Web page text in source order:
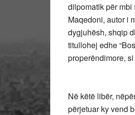
dilpomatik për
Maqedoni, autor i
dygjuhësh, shqip
titullohej edhe
properëndimore,
Në këtë libër,
përjetuar ky vend